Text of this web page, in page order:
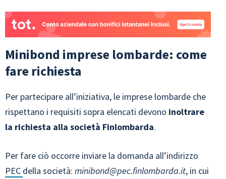
Minibond imprese lombarde: come
fare richiesta
Per partecipare all’iniziativa, le imprese lombarde che
rispettano i requisiti sopra elencati devono inoltrare
la richiesta alla società Finlombarda.
Per fare ciò occorre inviare la domanda all’indirizzo
PEC della società: minibond@pec.finlombarda.it, in cui